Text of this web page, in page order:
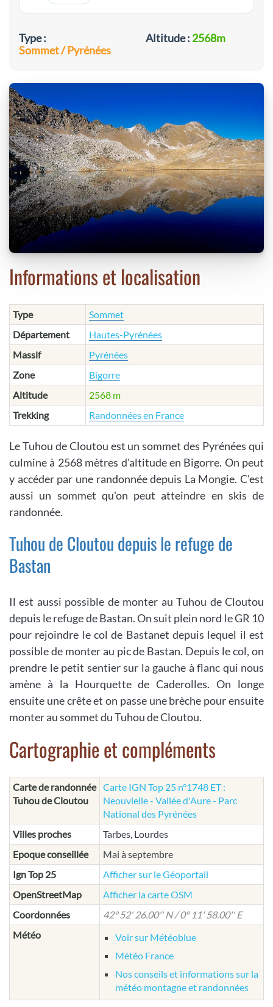
Type :
Sommet / Pyrénées
Altitude : 2568m
Informations et localisation
Type
Sommet
Département
Hautes-Pyrénées
Massif
Pyrénées
Zone
Bigorre
Altitude
2568 m
Trekking
Randonnées en France
Le Tuhou de Cloutou est un sommet des Pyrénées qui
culmine à 2568 mètres d'altitude en Bigorre. On peut
y accéder par une randonnée depuis La Mongie. C'est
aussi un sommet qu'on peut atteindre en skis de
randonnée.
Tuhou de Cloutou depuis le refuge de
Bastan
Il est aussi possible de monter au Tuhou de Cloutou
depuis le refuge de Bastan. On suit plein nord le GR 10
pour rejoindre le col de Bastanet depuis lequel il est
possible de monter au pic de Bastan. Depuis le col, on
prendre le petit sentier sur la gauche à flanc qui nous
amène à la Hourquette de Caderolles. On longe
ensuite une crête et on passe une brèche pour ensuite
monter au sommet du Tuhou de Cloutou.
Cartographie et compléments
Carte de randonnée
Tuhou de Cloutou
Carte IGN Top 25 n°1748 ET :
Neouvielle - Vallée d'Aure - Parc
National des Pyrénées
Villes proches
Tarbes, Lourdes
Epoque conseillée
Mai à septembre
Ign Top 25
Afficher sur le Géoportail
OpenStreetMap
Afficher la carte OSM
Coordonnées
42° 52' 26.00'' N / 0° 11' 58.00'' E
Météo
Voir sur Météoblue
Météo France
Nos conseils et informations sur la
météo montagne et randonnées